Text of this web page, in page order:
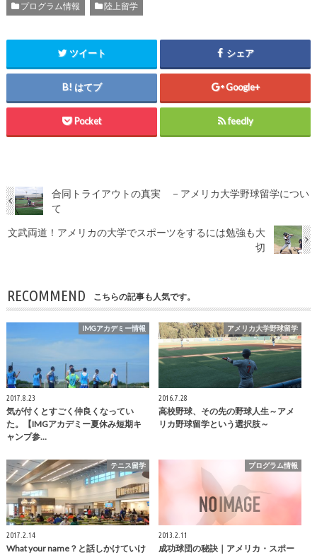
プログラム情報 陸上留学
ツイート シェア
はてブ Google+
Pocket feedly
合同トライアウトの真実 －アメリカ大学野球留学につい
て
文武両道！アメリカの大学でスポーツをするには勉強も大
切
RECOMMEND こちらの記事も人気です。
IMGアカデミー情報
2017.8.23
気が付くとすごく仲良くなってい
た。【IMGアカデミー夏休み短期キ
ャンプ参…
アメリカ大学野球留学
2016.7.28
高校野球、その先の野球人生～アメ
リカ野球留学という選択肢～
テニス留学
2017.2.14
What your name？と話しかけていけ
プログラム情報
2013.2.11
成功球団の秘訣｜アメリカ・スポー